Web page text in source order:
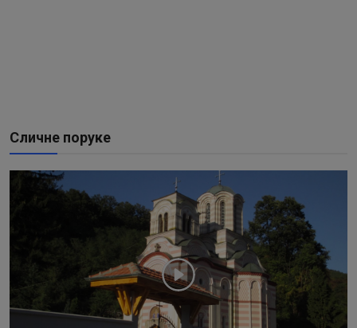
Сличне поруке